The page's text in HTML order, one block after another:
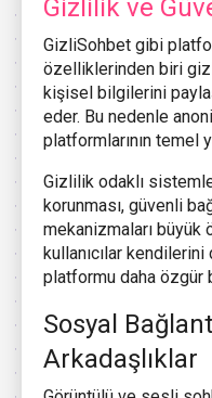
Gizlilik ve
GizliSohbet gibi
özelliklerinden biri
kişisel bilgilerini
eder. Bu nedenle
platformlarının temel
Gizlilik odaklı
korunması, güvenli
mekanizmaları büyük
kullanıcılar
platformu daha özgür
Sosyal
Arkadaşlıklar